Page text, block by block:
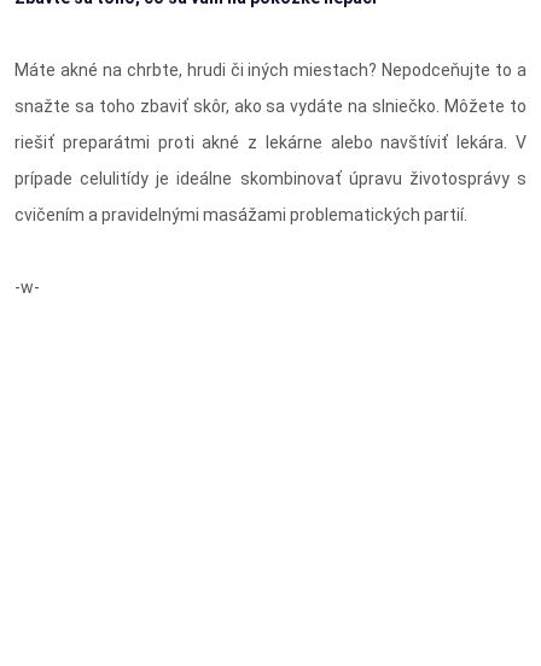
Máte akné na chrbte, hrudi či iných miestach? Nepodceňujte to a
snažte sa toho zbaviť skôr, ako sa vydáte na slniečko. Môžete to
riešiť preparátmi proti akné z lekárne alebo navštíviť lekára. V
prípade celulitídy je ideálne skombinovať úpravu životosprávy s
cvičením a pravidelnými masážami problematických partií.
-w-